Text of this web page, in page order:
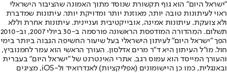
"ישראל היום" הוא גוף תקשורת שנוסד מתוך האמונה שהציבור הישראלי
ראוי לעיתונות טובה יותר, מאוזנת יותר ומדויקת יותר. עיתונות שמדברת
ולא צועקת. עיתונות אמינה, אובייקטיבית ועניינית. עיתונות אחרת וללא
תשלום. המהדורה המודפסת הראשונה פורסמה ב-30 ביולי 2007, וב-2010
הפך "ישראל היום" לעיתון הישראלי בעל שיעור החשיפה הגבוה ביותר בימי
חול. מו"ל העיתון היא ד"ר מרים אדלסון. העורך הראשי הוא עמר לחמנוביץ,
והעורך המייסד הוא עמוס רגב. אתרי האינטרנט של "ישראל היום" בעברית
ובאנגלית, כמו כן היישומונים (אפליקציות) לאנדרואיד ול-iOS, מציגים